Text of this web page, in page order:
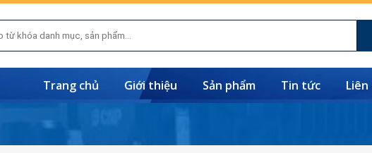
Trang chủ Giới thiệu Sản phẩm Tin tức Liên